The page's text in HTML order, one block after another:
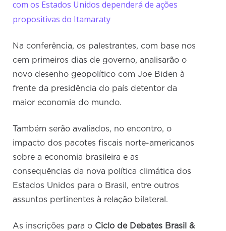
com os Estados Unidos dependerá de ações
propositivas do Itamaraty
Na conferência, os palestrantes, com base nos
cem primeiros dias de governo, analisarão o
novo desenho geopolítico com Joe Biden à
frente da presidência do país detentor da
maior economia do mundo.
Também serão avaliados, no encontro, o
impacto dos pacotes fiscais norte-americanos
sobre a economia brasileira e as
consequências da nova política climática dos
Estados Unidos para o Brasil, entre outros
assuntos pertinentes à relação bilateral.
As inscrições para o Ciclo de Debates Brasil &